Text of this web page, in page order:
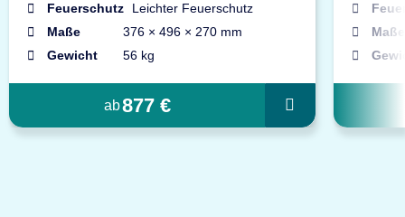
Feuerschutz
Leichter Feuerschutz
Maße
376 × 496 × 270 mm
Gewicht
56 kg
ab877 €
Maße